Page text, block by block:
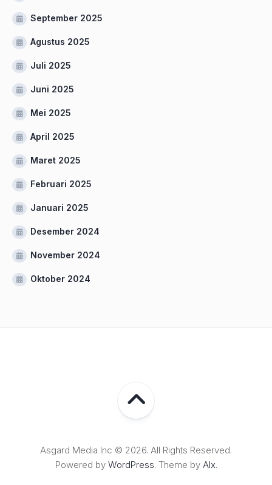
September 2025
Agustus 2025
Juli 2025
Juni 2025
Mei 2025
April 2025
Maret 2025
Februari 2025
Januari 2025
Desember 2024
November 2024
Oktober 2024
Asgard Media Inc © 2026. All Rights Reserved.
Powered by WordPress. Theme by Alx.